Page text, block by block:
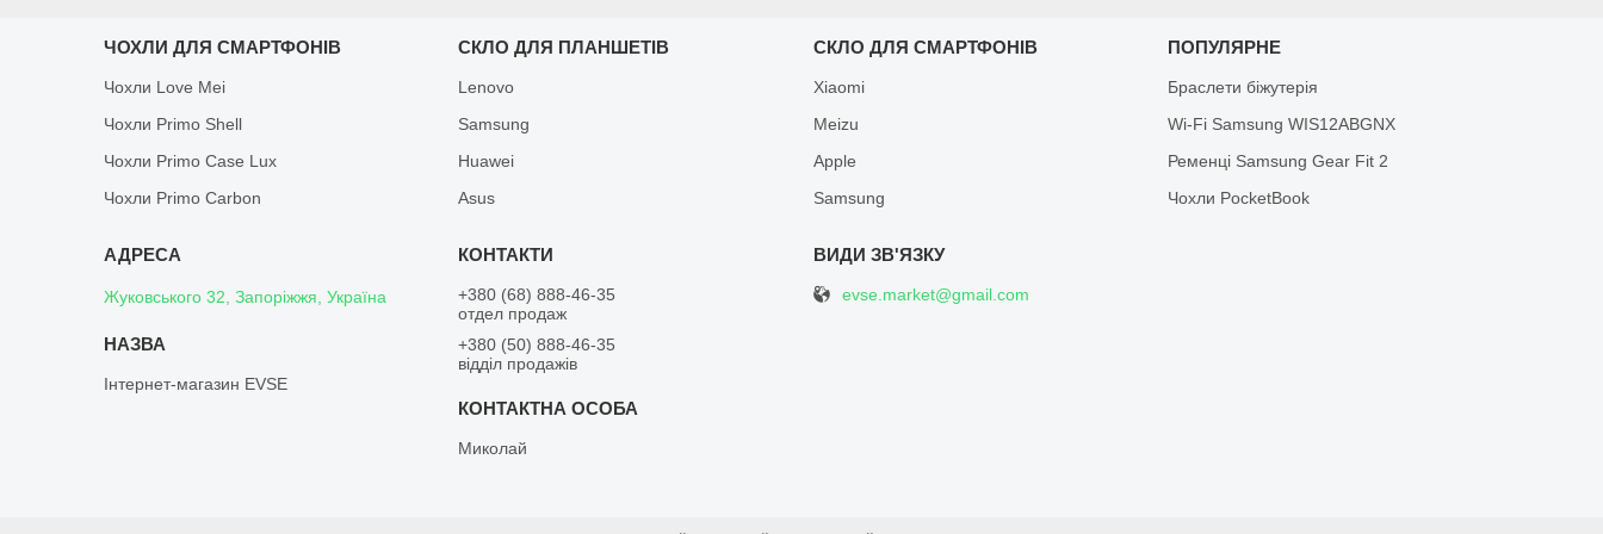
ЧОХЛИ ДЛЯ СМАРТФОНІВ
Чохли Love Mei
Чохли Primo Shell
Чохли Primo Case Lux
Чохли Primo Carbon
СКЛО ДЛЯ ПЛАНШЕТІВ
Lenovo
Samsung
Huawei
Asus
СКЛО ДЛЯ СМАРТФОНІВ
Xiaomi
Meizu
Apple
Samsung
ПОПУЛЯРНЕ
Браслети біжутерія
Wi-Fi Samsung WIS12ABGNX
Ременці Samsung Gear Fit 2
Чохли PocketBook
Жуковського 32, Запоріжжя, Україна
Інтернет-магазин EVSE
+380 (68) 888-46-35
отдел продаж
+380 (50) 888-46-35
відділ продажів
Миколай
evse.market@gmail.com